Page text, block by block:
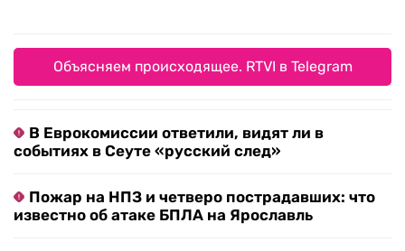
Объясняем происходящее. RTVI в Telegram
В Еврокомиссии ответили, видят ли в
событиях в Сеуте «русский след»
Пожар на НПЗ и четверо пострадавших: что
известно об атаке БПЛА на Ярославль